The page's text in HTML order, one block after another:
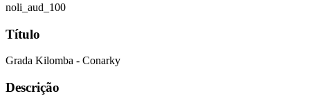
noli_aud_100
Título
Grada Kilomba - Conarky
Descrição